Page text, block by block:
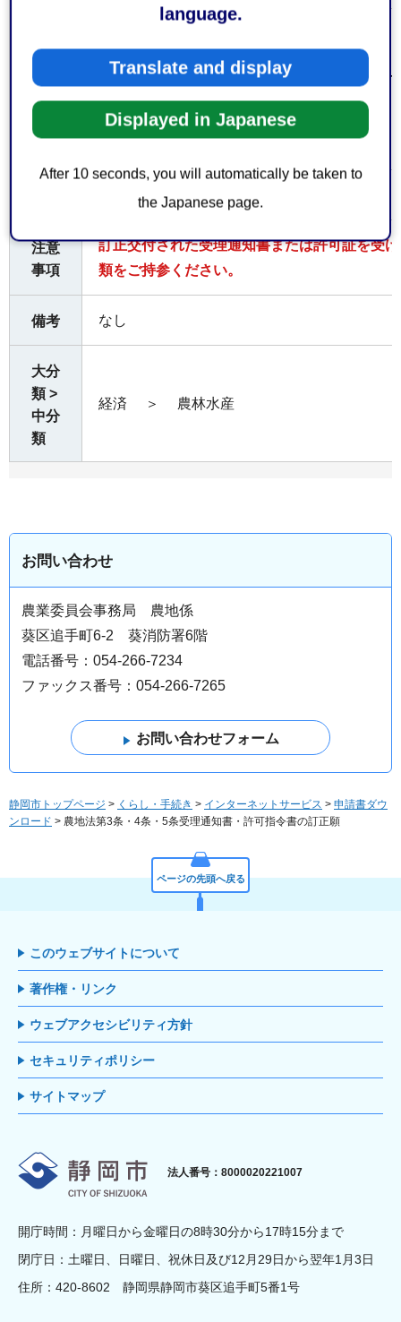
language.
Translate and display
Displayed in Japanese
After 10 seconds, you will automatically be taken to
the Japanese page.
ちし
てい
ただ
本人確認書類（運転免許証、マイナンバーカ
証、【名刺は不可】）
注意
事項
訂正交付された受理通知書または許可証を受
類をご持参ください。
備考 なし
大分
類 >
中分
類
経済 ＞ 農林水産
お問い合わせ
農業委員会事務局 農地係
葵区追手町6-2 葵消防署6階
電話番号：054-266-7234
ファックス番号：054-266-7265
静岡市トップページ > くらし・手続き > インターネットサービス > 申請書ダウ
ンロード > 農地法第3条・4条・5条受理通知書・許可指令書の訂正願
ページの先頭へ戻る
このウェブサイトについて
著作権・リンク
ウェブアクセシビリティ方針
セキュリティポリシー
サイトマップ
静岡市
法人番号：8000020221007
開庁時間：月曜日から金曜日の8時30分から17時15分まで
閉庁日：土曜日、日曜日、祝休日及び12月29日から翌年1月3日
住所：420-8602 静岡県静岡市葵区追手町5番1号